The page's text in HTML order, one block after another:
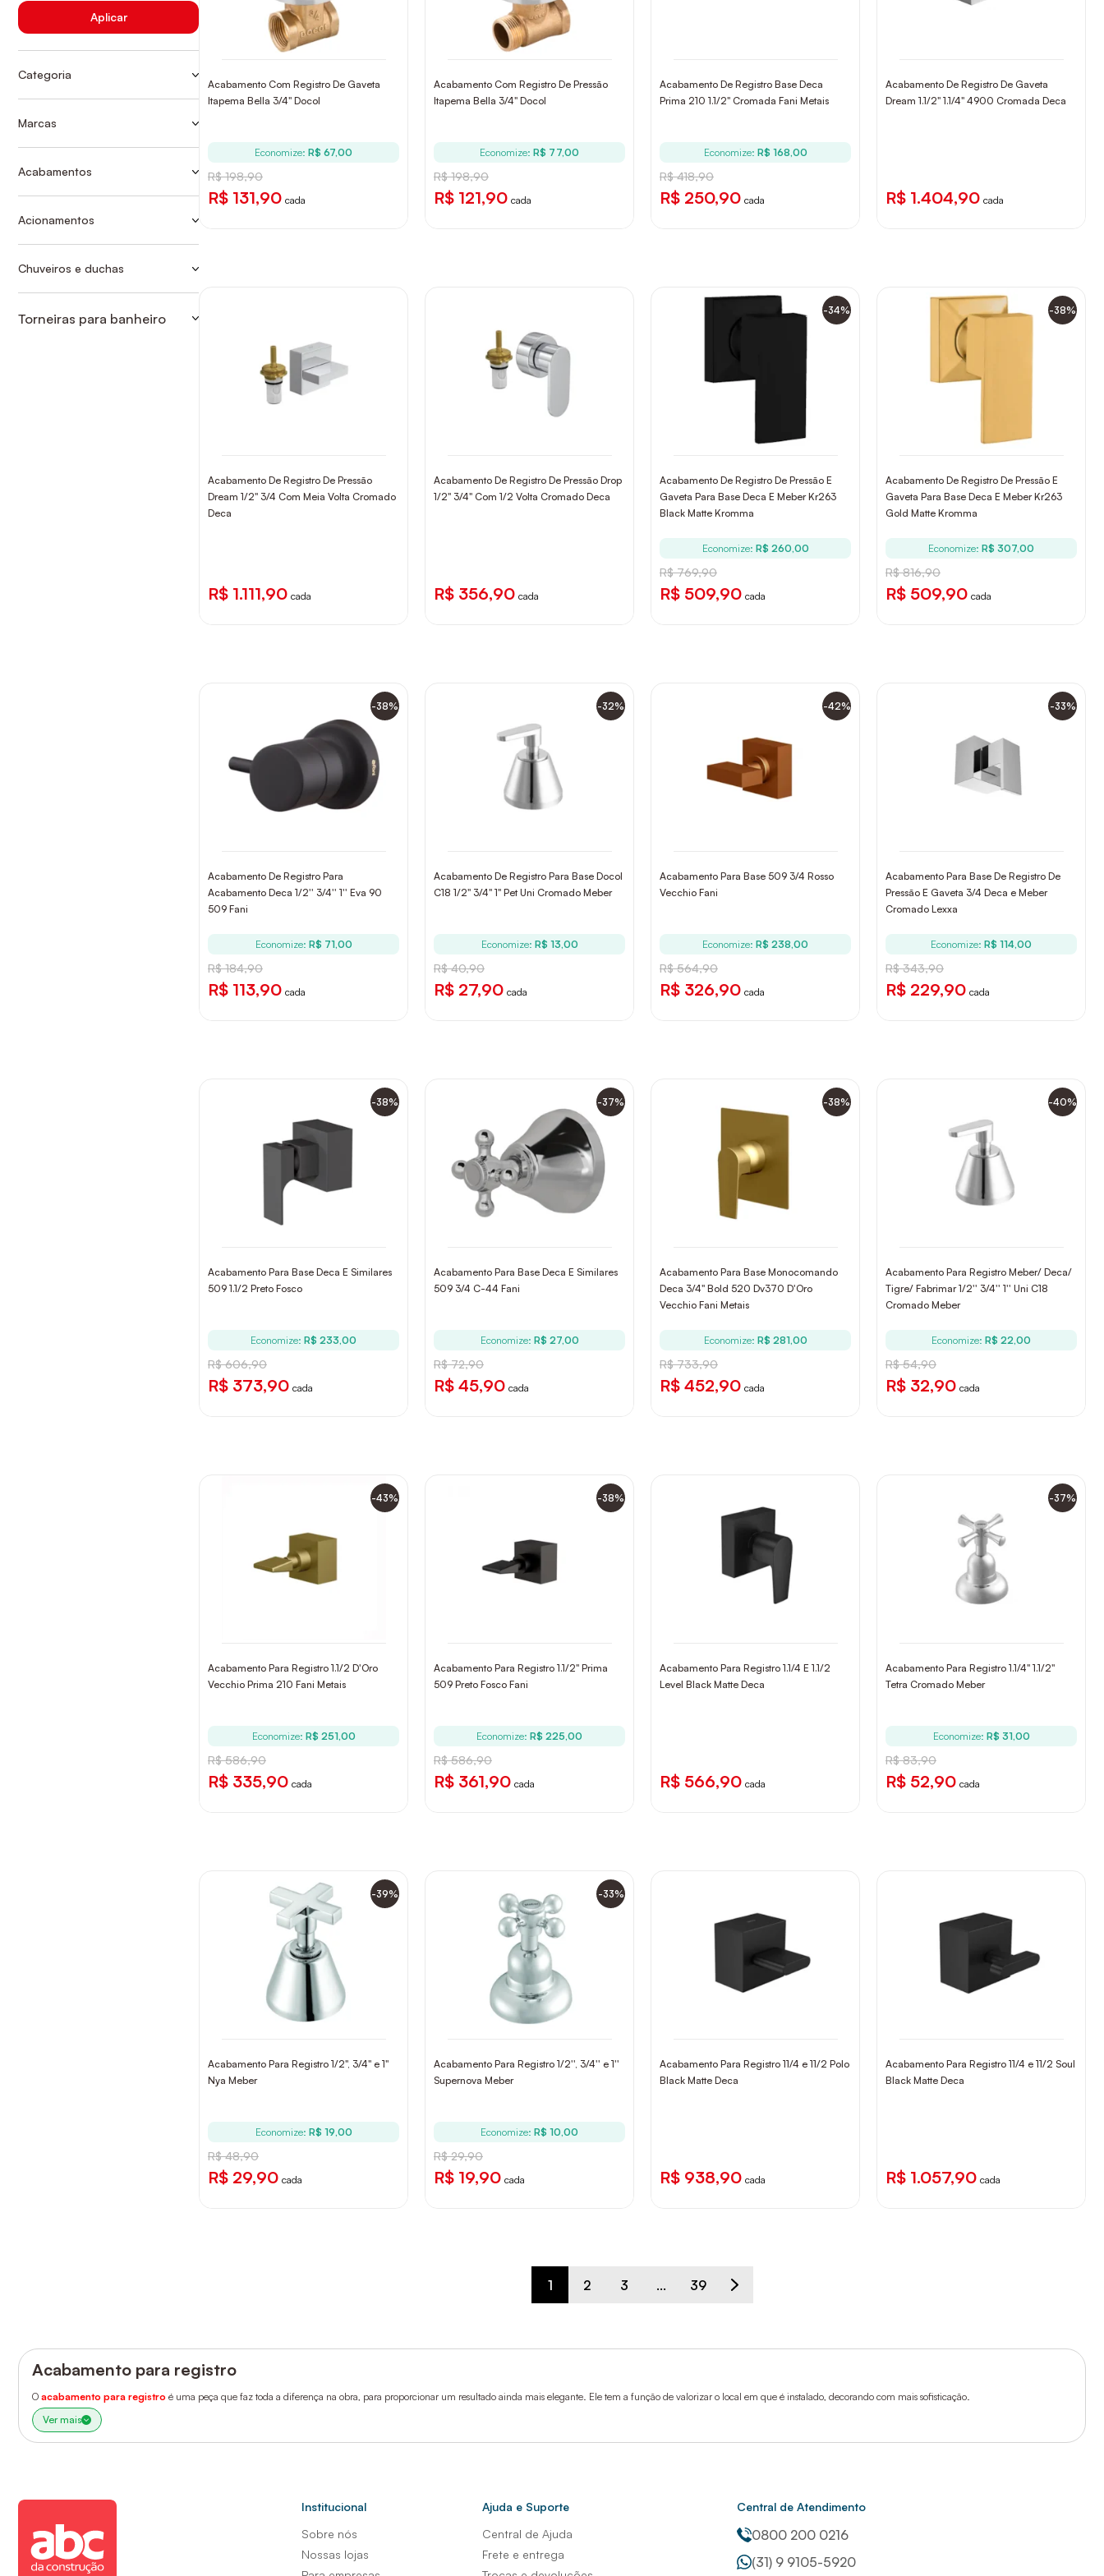
Aplicar
Categoria
ACIONAMENTO MONOCOMANDO
PARA BANHEIRO
Marcas
FABRIMAR
JAPI
KROMMA
LEXXA BAGNO
Acabamentos
Acionamentos
Chuveiros e duchas
DE CHUVEIRO
Torneiras para banheiro
Acabamento Com Registro De Gaveta
Itapema Bella 3/4" Docol
Economize: R$ 67,00
R$ 198,90
R$ 131,90 cada
Acabamento Com Registro De Pressão
Itapema Bella 3/4" Docol
Economize: R$ 77,00
R$ 198,90
R$ 121,90 cada
Acabamento De Registro Base Deca
Prima 210 1.1/2" Cromada Fani Metais
Economize: R$ 168,00
R$ 418,90
R$ 250,90 cada
Acabamento De Registro De Gaveta
Dream 1.1/2" 1.1/4" 4900 Cromada Deca
R$ 1.404,90 cada
Acabamento De Registro De Pressão
Dream 1/2" 3/4 Com Meia Volta Cromado
Deca
R$ 1.111,90 cada
Acabamento De Registro De Pressão Drop
1/2" 3/4" Com 1/2 Volta Cromado Deca
R$ 356,90 cada
-34%
Acabamento De Registro De Pressão E
Gaveta Para Base Deca E Meber Kr263
Black Matte Kromma
Economize: R$ 260,00
R$ 769,90
R$ 509,90 cada
-38%
Acabamento De Registro De Pressão E
Gaveta Para Base Deca E Meber Kr263
Gold Matte Kromma
Economize: R$ 307,00
R$ 816,90
R$ 509,90 cada
-38%
Acabamento De Registro Para
Acabamento Deca 1/2'' 3/4'' 1'' Eva 90
509 Fani
Economize: R$ 71,00
R$ 184,90
R$ 113,90 cada
-32%
Acabamento De Registro Para Base Docol
C18 1/2" 3/4" 1" Pet Uni Cromado Meber
Economize: R$ 13,00
R$ 40,90
R$ 27,90 cada
-42%
Acabamento Para Base 509 3/4 Rosso
Vecchio Fani
Economize: R$ 238,00
R$ 564,90
R$ 326,90 cada
-33%
Acabamento Para Base De Registro De
Pressão E Gaveta 3/4 Deca e Meber
Cromado Lexxa
Economize: R$ 114,00
R$ 343,90
R$ 229,90 cada
-38%
Acabamento Para Base Deca E Similares
509 1.1/2 Preto Fosco
Economize: R$ 233,00
R$ 606,90
R$ 373,90 cada
-37%
Acabamento Para Base Deca E Similares
509 3/4 C-44 Fani
Economize: R$ 27,00
R$ 72,90
R$ 45,90 cada
-38%
Acabamento Para Base Monocomando
Deca 3/4" Bold 520 Dv370 D'Oro
Vecchio Fani Metais
Economize: R$ 281,00
R$ 733,90
R$ 452,90 cada
-40%
Acabamento Para Registro Meber/ Deca/
Tigre/ Fabrimar 1/2'' 3/4'' 1'' Uni C18
Cromado Meber
Economize: R$ 22,00
R$ 54,90
R$ 32,90 cada
-43%
Acabamento Para Registro 1.1/2 D'Oro
Vecchio Prima 210 Fani Metais
Economize: R$ 251,00
R$ 586,90
R$ 335,90 cada
-38%
Acabamento Para Registro 1.1/2" Prima
509 Preto Fosco Fani
Economize: R$ 225,00
R$ 586,90
R$ 361,90 cada
Acabamento Para Registro 1.1/4 E 1.1/2
Level Black Matte Deca
R$ 566,90 cada
-37%
Acabamento Para Registro 1.1/4" 1.1/2"
Tetra Cromado Meber
Economize: R$ 31,00
R$ 83,90
R$ 52,90 cada
-39%
Acabamento Para Registro 1/2", 3/4" e 1"
Nya Meber
Economize: R$ 19,00
R$ 48,90
R$ 29,90 cada
-33%
Acabamento Para Registro 1/2'', 3/4'' e 1''
Supernova Meber
Economize: R$ 10,00
R$ 29,90
R$ 19,90 cada
Acabamento Para Registro 11/4 e 11/2 Polo
Black Matte Deca
R$ 938,90 cada
Acabamento Para Registro 11/4 e 11/2 Soul
Black Matte Deca
R$ 1.057,90 cada
1 2 3 ... 39
Acabamento para registro
O acabamento para registro é uma peça que faz toda a diferença na obra, para proporcionar um resultado ainda mais elegante. Ele tem a função de valorizar o local em que é instalado, decorando com mais sofisticação.
Ver mais
Institucional
Sobre nós
Nossas lojas
Ajuda e Suporte
Central de Ajuda
Frete e entrega
Central de Atendimento
0800 200 0216
(31) 9 9105-5920